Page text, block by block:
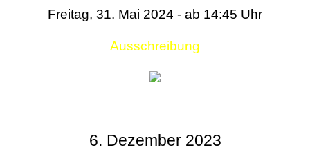
Freitag, 31. Mai 2024 - ab 14:45 Uhr
Ausschreibung
6. Dezember 2023